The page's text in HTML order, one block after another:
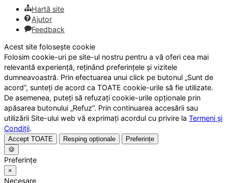
Hartă site
Ajutor
Feedback
Acest site folosește cookie
Folosim cookie-uri pe site-ul nostru pentru a vă oferi cea mai
relevantă experiență, reținând preferințele și vizitele
dumneavoastră. Prin efectuarea unui click pe butonul „Sunt de
acord”, sunteți de acord ca TOATE cookie-urile să fie utilizate.
De asemenea, puteți să refuzați cookie-urile opționale prin
apăsarea butonului „Refuz”. Prin continuarea accesării sau
utilizării Site-ului web vă exprimați acordul cu privire la Termeni și
Condiții.
Accept TOATE Resping opționale
Preferințe
🍪
Preferințe
×
Necesare